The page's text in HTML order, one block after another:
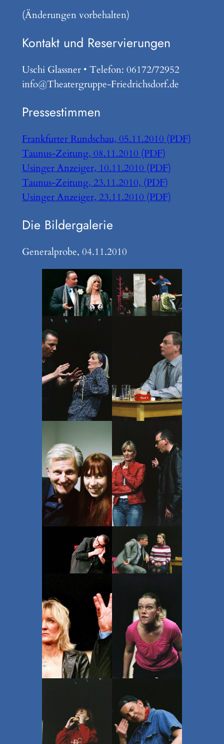
(Änderungen vorbehalten)
Kontakt und Reservierungen
Uschi Glassner • Telefon: 06172/72952
info@Theatergruppe-Friedrichsdorf.de
Pressestimmen
Frankfurter Rundschau, 05.11.2010 (PDF)
Taunus-Zeitung, 08.11.2010 (PDF)
Usinger Anzeiger, 10.11.2010 (PDF)
Taunus-Zeitung, 23.11.2010, (PDF)
Usinger Anzeiger, 23.11.2010 (PDF)
Die Bildergalerie
Generalprobe, 04.11.2010